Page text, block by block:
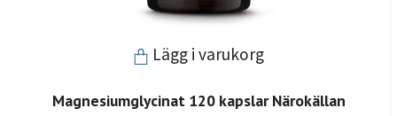
Lägg i varukorg
Magnesiumglycinat 120 kapslar Närokällan